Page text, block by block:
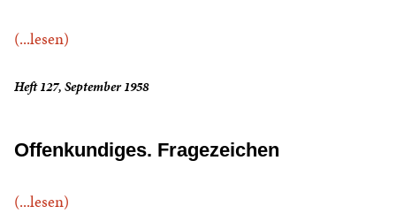
(...lesen)
Heft 127, September 1958
Offenkundiges. Fragezeichen
(...lesen)